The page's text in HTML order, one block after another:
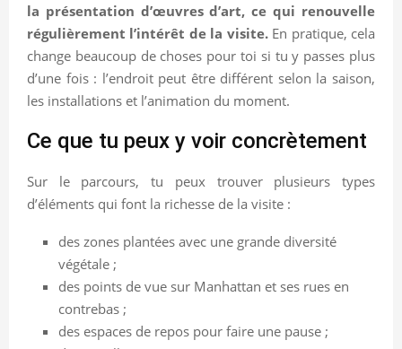
la présentation d’œuvres d’art, ce qui renouvelle
régulièrement l’intérêt de la visite.En pratique, cela
change beaucoup de choses pour toi si tu y passes plus
d’une fois : l’endroit peut être différent selon la saison,
les installations et l’animation du moment.
Ce que tu peux y voir concrètement
Sur le parcours, tu peux trouver plusieurs types
d’éléments qui font la richesse de la visite :
des zones plantées avec une grande diversité
végétale ;
des points de vue sur Manhattan et ses rues en
contrebas ;
des espaces de repos pour faire une pause ;